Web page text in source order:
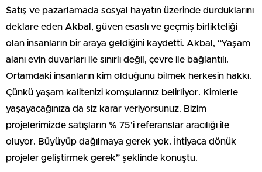
Satış ve pazarlamada sosyal hayatın üzerinde durduklarını
deklare eden Akbal, güven esaslı ve geçmiş birlikteliği
olan insanların bir araya geldiğini kaydetti. Akbal, “Yaşam
alanı evin duvarları ile sınırlı değil, çevre ile bağlantılı.
Ortamdaki insanların kim olduğunu bilmek herkesin hakkı.
Çünkü yaşam kalitenizi komşularınız belirliyor. Kimlerle
yaşayacağınıza da siz karar veriyorsunuz. Bizim
projelerimizde satışların % 75’i referanslar aracılığı ile
oluyor. Büyüyüp dağılmaya gerek yok. İhtiyaca dönük
projeler geliştirmek gerek” şeklinde konuştu.